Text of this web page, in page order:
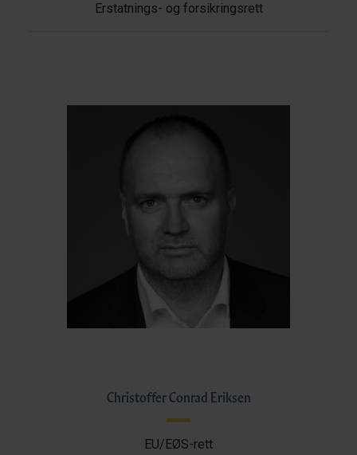
Erstatnings- og forsikringsrett
Christoffer Conrad Eriksen
EU/EØS-rett